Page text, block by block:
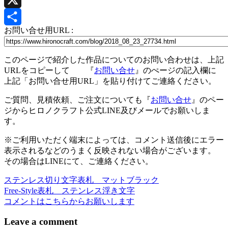
X
共
お問い合せ用URL :
このページで紹介した作品についてのお問い合わせは、上記
URLをコピーして 『お問い合せ 』のぺージの記入欄に
上記「お問い合せ用URL」を貼り付けてご連絡ください。
ご質問、見積依頼、ご注文についても『お問い合せ 』のペー
ジからヒロノクラフト公式LINE及びメールでお願いしま
す。
※ご利用いただく端末によっては、コメント送信後にエラー
表示されるなどのうまく反映されない場合がございます。
その場合はLINEにて、ご連絡ください。
投
稿
ナ
ステンレス切り文字表札 マットブラック
Free-Style表札 ステンレス浮き文字
コメントはこちらからお願いします
Leave a comment